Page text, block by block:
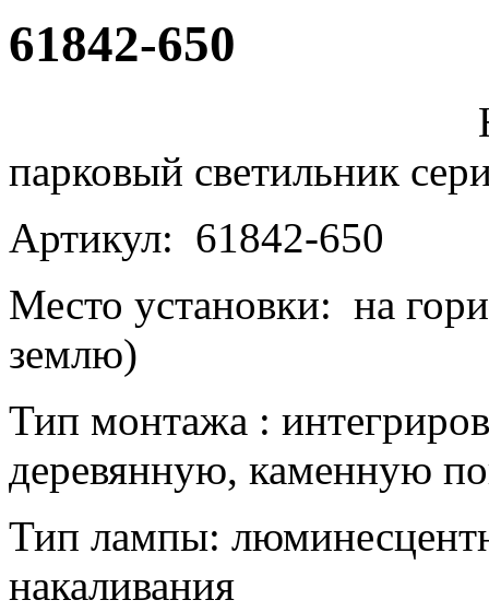
61842-650
парковый светильник
Артикул: 61842-650
Место установки: на
землю)
Тип монтажа :
деревянную, каменную
Тип лампы:
накаливания